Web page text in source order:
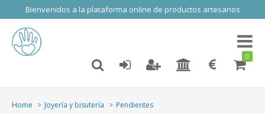
Bienvenidos a la plataforma online de productos artesanos
Toggle
0
Home Joyería y bisutería Pendientes